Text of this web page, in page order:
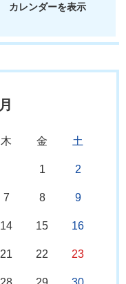
カレンダーを表示
月
木 金 土
1 2
7 8 9
14 15 16
21 22 23